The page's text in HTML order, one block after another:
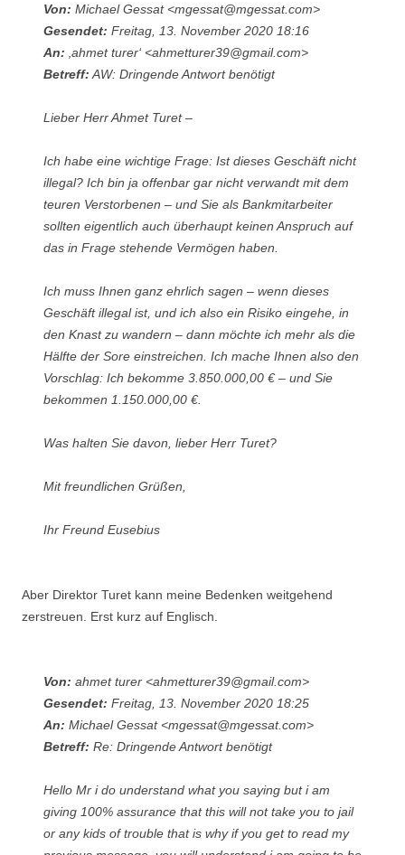
Von: Michael Gessat <mgessat@mgessat.com>
Gesendet: Freitag, 13. November 2020 18:16
An: ‚ahmet turer‘ <ahmetturer39@gmail.com>
Betreff: AW: Dringende Antwort benötigt
Lieber Herr Ahmet Turet –
Ich habe eine wichtige Frage: Ist dieses Geschäft nicht
illegal? Ich bin ja offenbar gar nicht verwandt mit dem
teuren Verstorbenen – und Sie als Bankmitarbeiter
sollten eigentlich auch überhaupt keinen Anspruch auf
das in Frage stehende Vermögen haben.
Ich muss Ihnen ganz ehrlich sagen – wenn dieses
Geschäft illegal ist, und ich also ein Risiko eingehe, in
den Knast zu wandern – dann möchte ich mehr als die
Hälfte der Sore einstreichen. Ich mache Ihnen also den
Vorschlag: Ich bekomme 3.850.000,00 € – und Sie
bekommen 1.150.000,00 €.
Was halten Sie davon, lieber Herr Turet?
Mit freundlichen Grüßen,
Ihr Freund Eusebius
Aber Direktor Turet kann meine Bedenken weitgehend
zerstreuen. Erst kurz auf Englisch.
Von: ahmet turer <ahmetturer39@gmail.com>
Gesendet: Freitag, 13. November 2020 18:25
An: Michael Gessat <mgessat@mgessat.com>
Betreff: Re: Dringende Antwort benötigt
Hello Mr i do understand what you saying but i am
giving 100% assurance that this will not take you to jail
or any kids of trouble that is why if you get to read my